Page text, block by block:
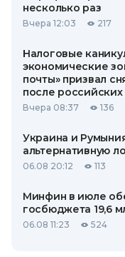
несколько раз
Вчера 12:03 217
Налоговые
экономические
почты» призвал
после российских
Вчера 08:37 136
Украина и
альтернативную
06.08 20:12 113
Минфин в июле
госбюджета 19,6
06.08 11:23 524